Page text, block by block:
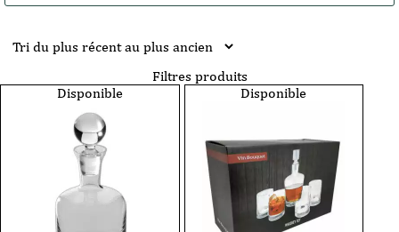
Filtres produits
Disponible
Disponible